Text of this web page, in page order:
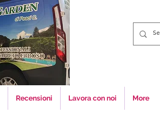
Recensioni Lavora con noi More